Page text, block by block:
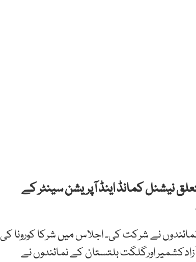
نیشنل کمانڈ اینڈ آپریشن سینٹر کے
نے شرکت کی۔ اجلاس میں شرکا کورونا کی
اورگلگت بلتستان کے نمائندوں نے